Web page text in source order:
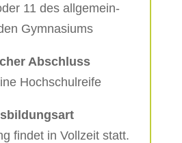
11 des allgemein-
Gymnasiums
Abschluss
Hochschulreife
findet in Vollzeit statt.